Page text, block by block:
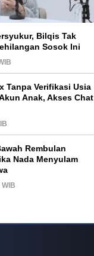
Bilqis Tak
Sosok Ini
Tanpa Verifikasi Usia
Anak, Akses Chat
Rembulan
Nada Menyulam